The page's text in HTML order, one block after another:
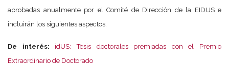
aprobadas anualmente por el Comité de Dirección de la EIDUS e
incluirán los siguientes aspectos.
De interés: idUS: Tesis doctorales premiadas con el Premio
Extraordinario de Doctorado